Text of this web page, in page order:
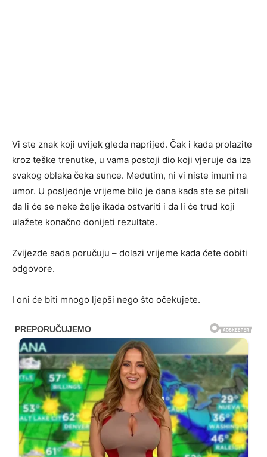
Vi ste znak koji uvijek gleda naprijed. Čak i kada prolazite
kroz teške trenutke, u vama postoji dio koji vjeruje da iza
svakog oblaka čeka sunce. Međutim, ni vi niste imuni na
umor. U posljednje vrijeme bilo je dana kada ste se pitali
da li će se neke želje ikada ostvariti i da li će trud koji
ulažete konačno donijeti rezultate.
Zvijezde sada poručuju – dolazi vrijeme kada ćete dobiti
odgovore.
I oni će biti mnogo ljepši nego što očekujete.